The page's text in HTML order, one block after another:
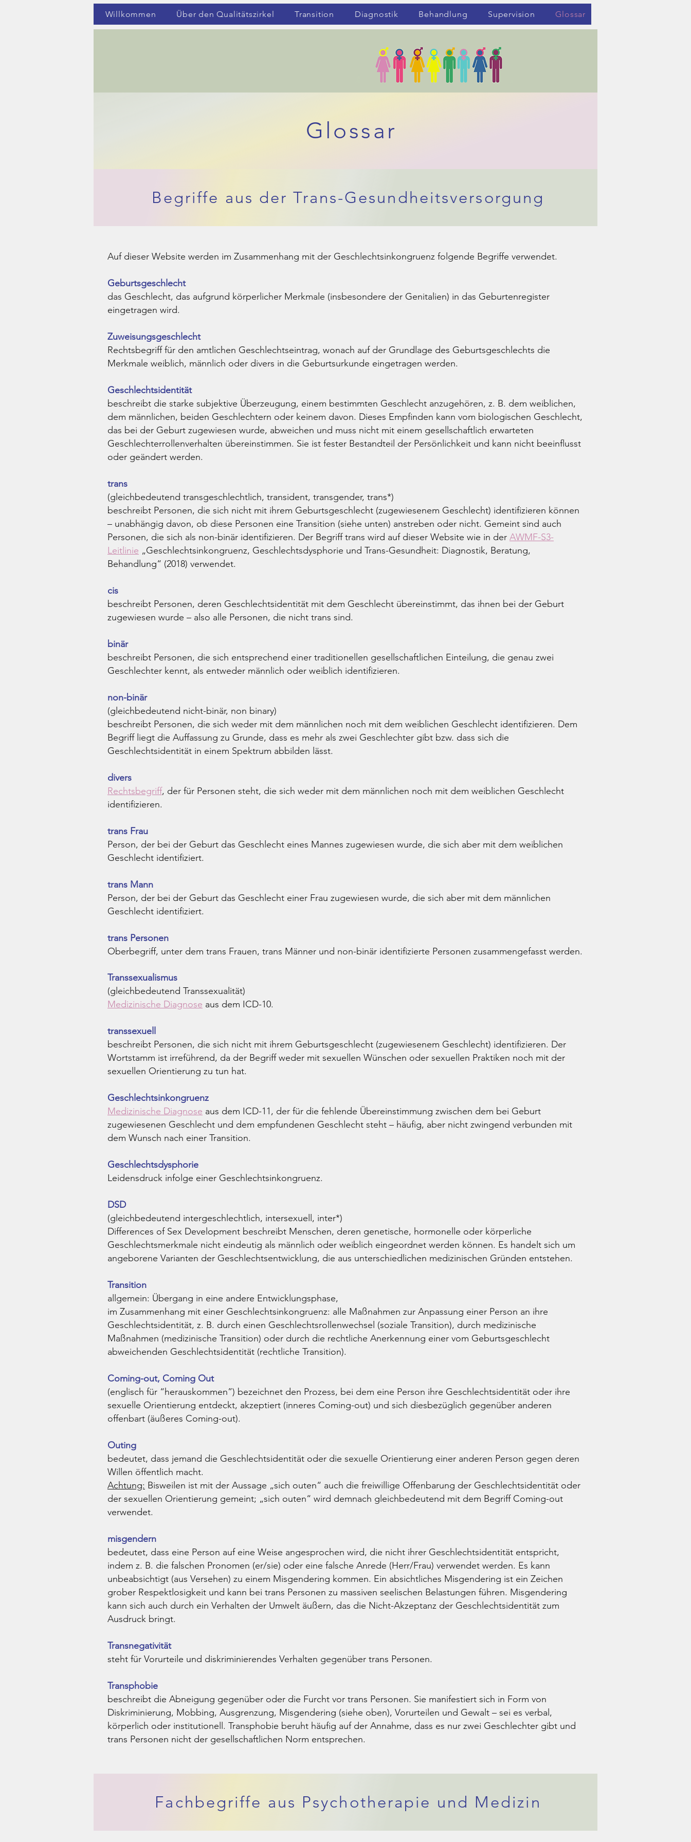
Willkommen Über den Qualitätszirkel Transition Diagnostik Behandlung Supervision Glossar
Glossar
Begriffe aus der Trans-Gesundheitsversorgung
Auf dieser Website werden im Zusammenhang mit der Geschlechtsinkongruenz folgende Begriffe verwendet.
Geburtsgeschlecht
das Geschlecht, das aufgrund körperlicher Merkmale (insbesondere der Genitalien) in das Geburtenregister
eingetragen wird.
Zuweisungsgeschlecht
Rechtsbegriff für den amtlichen Geschlechtseintrag, wonach auf der Grundlage des Geburtsgeschlechts die
Merkmale weiblich, männlich oder divers in die Geburtsurkunde eingetragen werden.
Geschlechtsidentität
beschreibt die starke subjektive Überzeugung, einem bestimmten Geschlecht anzugehören, z. B. dem weiblichen,
dem männlichen, beiden Geschlechtern oder keinem davon. Dieses Empfinden kann vom biologischen Geschlecht,
das bei der Geburt zugewiesen wurde, abweichen und muss nicht mit einem gesellschaftlich erwarteten
Geschlechterrollenverhalten übereinstimmen. Sie ist fester Bestandteil der Persönlichkeit und kann nicht beeinflusst
oder geändert werden.
trans
(gleichbedeutend transgeschlechtlich, transident, transgender, trans*)
beschreibt Personen, die sich nicht mit ihrem Geburtsgeschlecht (zugewiesenem Geschlecht) identifizieren können
– unabhängig davon, ob diese Personen eine Transition (siehe unten) anstreben oder nicht. Gemeint sind auch
Personen, die sich als non-binär identifizieren. Der Begriff trans wird auf dieser Website wie in der AWMF-S3-
Leitlinie „Geschlechtsinkongruenz, Geschlechtsdysphorie und Trans-Gesundheit: Diagnostik, Beratung,
Behandlung“ (2018) verwendet.
cis
beschreibt Personen, deren Geschlechtsidentität mit dem Geschlecht übereinstimmt, das ihnen bei der Geburt
zugewiesen wurde – also alle Personen, die nicht trans sind.
binär
beschreibt Personen, die sich entsprechend einer traditionellen gesellschaftlichen Einteilung, die genau zwei
Geschlechter kennt, als entweder männlich oder weiblich identifizieren.
non-binär
(gleichbedeutend nicht-binär, non binary)
beschreibt Personen, die sich weder mit dem männlichen noch mit dem weiblichen Geschlecht identifizieren. Dem
Begriff liegt die Auffassung zu Grunde, dass es mehr als zwei Geschlechter gibt bzw. dass sich die
Geschlechtsidentität in einem Spektrum abbilden lässt.
divers
Rechtsbegriff, der für Personen steht, die sich weder mit dem männlichen noch mit dem weiblichen Geschlecht
identifizieren.
trans Frau
Person, der bei der Geburt das Geschlecht eines Mannes zugewiesen wurde, die sich aber mit dem weiblichen
Geschlecht identifiziert.
trans Mann
Person, der bei der Geburt das Geschlecht einer Frau zugewiesen wurde, die sich aber mit dem männlichen
Geschlecht identifiziert.
trans Personen
Oberbegriff, unter dem trans Frauen, trans Männer und non-binär identifizierte Personen zusammengefasst werden.
Transsexualismus
(gleichbedeutend Transsexualität)
Medizinische Diagnose aus dem ICD-10.
transsexuell
beschreibt Personen, die sich nicht mit ihrem Geburtsgeschlecht (zugewiesenem Geschlecht) identifizieren. Der
Wortstamm ist irreführend, da der Begriff weder mit sexuellen Wünschen oder sexuellen Praktiken noch mit der
sexuellen Orientierung zu tun hat.
Geschlechtsinkongruenz
Medizinische Diagnose aus dem ICD-11, der für die fehlende Übereinstimmung zwischen dem bei Geburt
zugewiesenen Geschlecht und dem empfundenen Geschlecht steht – häufig, aber nicht zwingend verbunden mit
dem Wunsch nach einer Transition.
Geschlechtsdysphorie
Leidensdruck infolge einer Geschlechtsinkongruenz.
DSD
(gleichbedeutend intergeschlechtlich, intersexuell, inter*)
Differences of Sex Development beschreibt Menschen, deren genetische, hormonelle oder körperliche
Geschlechtsmerkmale nicht eindeutig als männlich oder weiblich eingeordnet werden können. Es handelt sich um
angeborene Varianten der Geschlechtsentwicklung, die aus unterschiedlichen medizinischen Gründen entstehen.
Transition
allgemein: Übergang in eine andere Entwicklungsphase,
im Zusammenhang mit einer Geschlechtsinkongruenz: alle Maßnahmen zur Anpassung einer Person an ihre
Geschlechtsidentität, z. B. durch einen Geschlechtsrollenwechsel (soziale Transition), durch medizinische
Maßnahmen (medizinische Transition) oder durch die rechtliche Anerkennung einer vom Geburtsgeschlecht
abweichenden Geschlechtsidentität (rechtliche Transition).
Coming-out, Coming Out
(englisch für “herauskommen”) bezeichnet den Prozess, bei dem eine Person ihre Geschlechtsidentität oder ihre
sexuelle Orientierung entdeckt, akzeptiert (inneres Coming-out) und sich diesbezüglich gegenüber anderen
offenbart (äußeres Coming-out).
Outing
bedeutet, dass jemand die Geschlechtsidentität oder die sexuelle Orientierung einer anderen Person gegen deren
Willen öffentlich macht.
Achtung: Bisweilen ist mit der Aussage „sich outen“ auch die freiwillige Offenbarung der Geschlechtsidentität oder
der sexuellen Orientierung gemeint; „sich outen“ wird demnach gleichbedeutend mit dem Begriff Coming-out
verwendet.
misgendern
bedeutet, dass eine Person auf eine Weise angesprochen wird, die nicht ihrer Geschlechtsidentität entspricht,
indem z. B. die falschen Pronomen (er/sie) oder eine falsche Anrede (Herr/Frau) verwendet werden. Es kann
unbeabsichtigt (aus Versehen) zu einem Misgendering kommen. Ein absichtliches Misgendering ist ein Zeichen
grober Respektlosigkeit und kann bei trans Personen zu massiven seelischen Belastungen führen. Misgendering
kann sich auch durch ein Verhalten der Umwelt äußern, das die Nicht-Akzeptanz der Geschlechtsidentität zum
Ausdruck bringt.
Transnegativität
steht für Vorurteile und diskriminierendes Verhalten gegenüber trans Personen.
Transphobie
beschreibt die Abneigung gegenüber oder die Furcht vor trans Personen. Sie manifestiert sich in Form von
Diskriminierung, Mobbing, Ausgrenzung, Misgendering (siehe oben), Vorurteilen und Gewalt – sei es verbal,
körperlich oder institutionell. Transphobie beruht häufig auf der Annahme, dass es nur zwei Geschlechter gibt und
trans Personen nicht der gesellschaftlichen Norm entsprechen.
Fachbegriffe aus Psychotherapie und Medizin